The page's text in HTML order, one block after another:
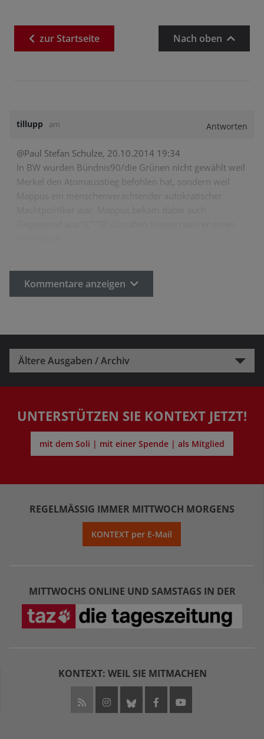
zurStartseite Nach oben
tillupp am Antworten
@Paul Stefan Schulze, 20.10.2014 19:34
In BW wurden Bündnis90/die Grünen nicht gewählt weil
Merkel den Atomausstieg befohlen hat, sondern weil
Kommentare anzeigen
Ältere Ausgaben / Archiv
UNTERSTÜTZEN SIE KONTEXT JETZT!
mit dem Soli | mit einer Spende | als Mitglied
REGELMÄSSIG IMMER MITTWOCH MORGENS
KONTEXT per E-Mail
MITTWOCHS ONLINE UND SAMSTAGS IN DER
KONTEXT: WEIL SIE MITMACHEN